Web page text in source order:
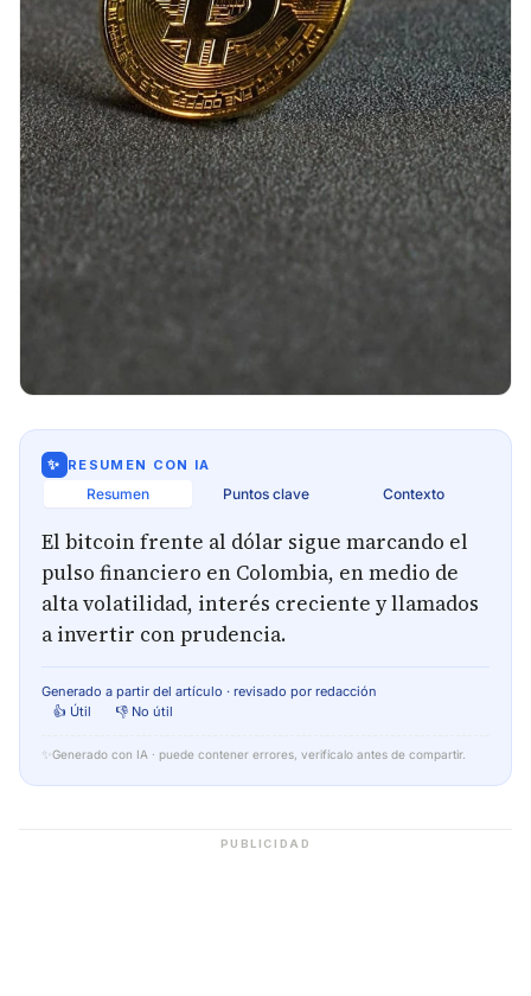
✨ RESUMEN CON IA
Resumen Puntos clave Contexto
El bitcoin frente al dólar sigue marcando el
pulso financiero en Colombia, en medio de
alta volatilidad, interés creciente y llamados
a invertir con prudencia.
Generado a partir del artículo · revisado por redacción
👍 Útil
👎 No útil
✨ Generado con IA · puede contener errores, verifícalo antes de compartir.
PUBLICIDAD